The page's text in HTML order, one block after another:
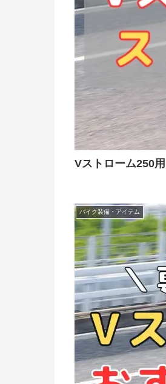
Vストローム250
バイク装備・アイテム